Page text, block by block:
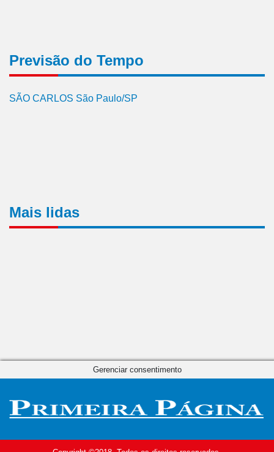
Previsão do Tempo
SÃO CARLOS São Paulo/SP
Mais lidas
Gerenciar consentimento